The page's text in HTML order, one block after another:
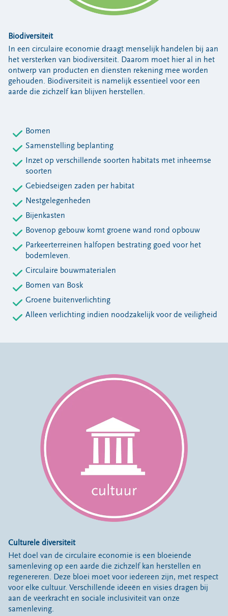
Biodiversiteit
In een circulaire economie draagt menselijk handelen bij aan
het versterken van biodiversiteit. Daarom moet hier al in het
ontwerp van producten en diensten rekening mee worden
gehouden. Biodiversiteit is namelijk essentieel voor een
aarde die zichzelf kan blijven herstellen.
Bomen
Samenstelling beplanting
Inzet op verschillende soorten habitats met inheemse
soorten
Gebiedseigen zaden per habitat
Nestgelegenheden
Bijenkasten
Bovenop gebouw komt groene wand rond opbouw
Parkeerterreinen halfopen bestrating goed voor het
bodemleven.
Circulaire bouwmaterialen
Bomen van Bosk
Groene buitenverlichting
Alleen verlichting indien noodzakelijk voor de veiligheid
Culturele diversiteit
Het doel van de circulaire economie is een bloeiende
samenleving op een aarde die zichzelf kan herstellen en
regenereren. Deze bloei moet voor iedereen zijn, met respect
voor elke cultuur. Verschillende ideeën en visies dragen bij
aan de veerkracht en sociale inclusiviteit van onze
samenleving.